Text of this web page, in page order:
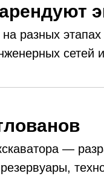
разных этапах
сетей
—